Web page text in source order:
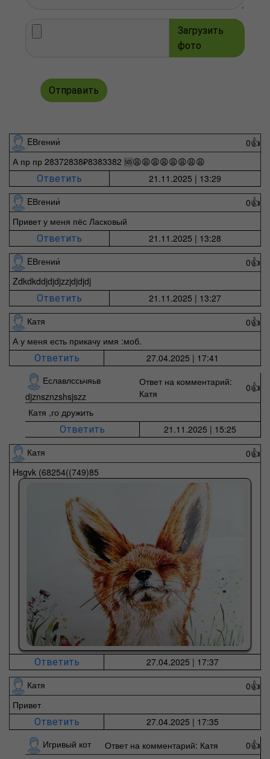
Загрузить
фото
Отправить
EВгении́ 0👍
А пр пр 28372838₽8383382 🆘😩😩😩😩😩😩😩😩
Ответить
21.11.2025 | 13:29
EВгении́
0👍
Привет у меня пёс Ласковый
Ответить
21.11.2025 | 13:28
EВгении́
0👍
Zdkdkddjdjdjzzjdjdjdj
Ответить
21.11.2025 | 13:27
Катя
0👍
А у меня есть прикачу имя :моб.
Ответить
27.04.2025 | 17:41
Еславлссьчяьв
djznsznzshsjszz
Ответ на комментарий:
Катя
0👍
Катя ,го дружить
Ответить
21.11.2025 | 15:25
Катя
0👍
Hsgvk (68254((749)85
Ответить
27.04.2025 | 17:37
Катя
0👍
Привет
Ответить
27.04.2025 | 17:35
Игривый кот
Ответ на комментарий: Катя 0👍